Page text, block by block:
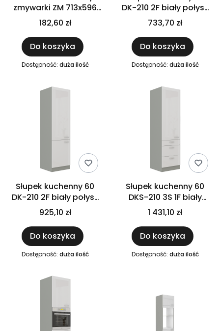
zmywarki ZM 713x596
biały połysk IGA BIANCA
182,60 zł
Do koszyka
Dostępność: duża ilość
DK-210 2F biały połysk
IGA BIANCA
733,70 zł
Do koszyka
Dostępność: duża ilość
Słupek kuchenny 60
DK-210 2F biały połysk
IGA BIANCA
925,10 zł
Do koszyka
Dostępność: duża ilość
Słupek kuchenny 60
DKS-210 3S 1F biały
połysk IGA BIANCA
1 431,10 zł
Do koszyka
Dostępność: duża ilość